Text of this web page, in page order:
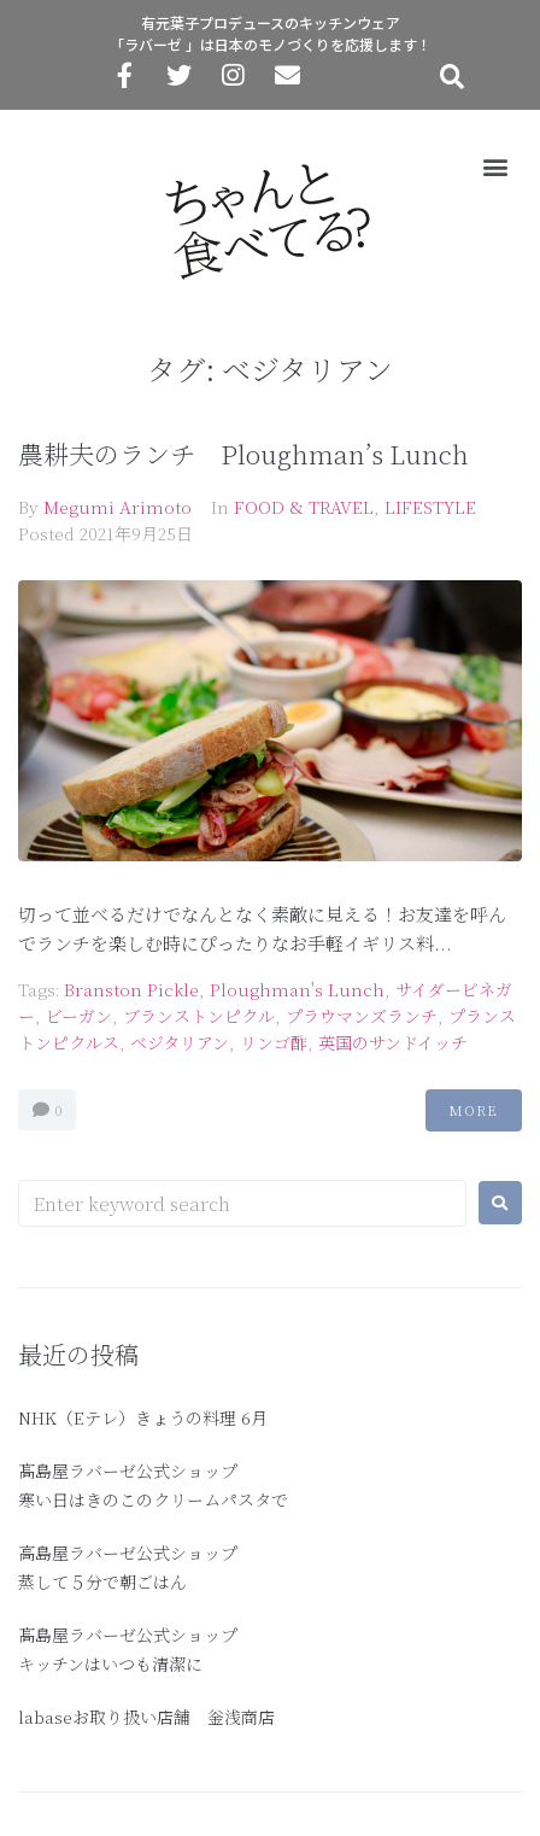
有元葉子プロデュースのキッチンウェア
「ラバーゼ 」は日本のモノづくりを応援します！
タグ: ベジタリアン
農耕夫のランチ Ploughman’s Lunch
By Megumi Arimoto In FOOD & TRAVEL, LIFESTYLE
Posted 2021年9月25日
切って並べるだけでなんとなく素敵に見える！お友達を呼ん
でランチを楽しむ時にぴったりなお手軽イギリス料...
Tags: Branston Pickle Ploughman's Lunch サイダービネガ
ー
ビーガン ブランストンピクル プラウマンズランチ プランス
トンピクルス ベジタリアン リンゴ酢 英国のサンドイッチ
0 MORE
最近の投稿
NHK（Eテレ）きょうの料理 6月
髙島屋ラバーゼ公式ショップ
寒い日はきのこのクリームパスタで
高島屋ラバーゼ公式ショップ
蒸して５分で朝ごはん
髙島屋ラバーゼ公式ショップ
キッチンはいつも清潔に
labaseお取り扱い店舗 釡浅商店